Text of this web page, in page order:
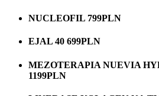
NUCLEOFIL 799PLN
EJAL 40 699PLN
MEZOTERAPIA NUEVIA
1199PLN